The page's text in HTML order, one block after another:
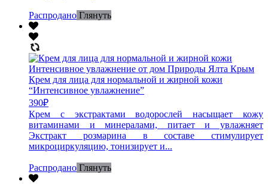
Распродано Глянуть
Крем для лица для нормальной и жирной кожи
“Интенсивное увлажнение”
390₽
Крем с экстрактами водорослей насыщает кожу
витаминами и минералами, питает и увлажняет
Экстракт розмарина в составе стимулирует
микроциркуляцию, тонизирует и...
Распродано Глянуть